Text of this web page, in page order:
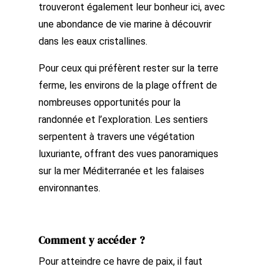
trouveront également leur bonheur ici, avec
une abondance de vie marine à découvrir
dans les eaux cristallines.
Pour ceux qui préfèrent rester sur la terre
ferme, les environs de la plage offrent de
nombreuses opportunités pour la
randonnée et l’exploration. Les sentiers
serpentent à travers une végétation
luxuriante, offrant des vues panoramiques
sur la mer Méditerranée et les falaises
environnantes.
Comment y accéder ?
Pour atteindre ce havre de paix, il faut